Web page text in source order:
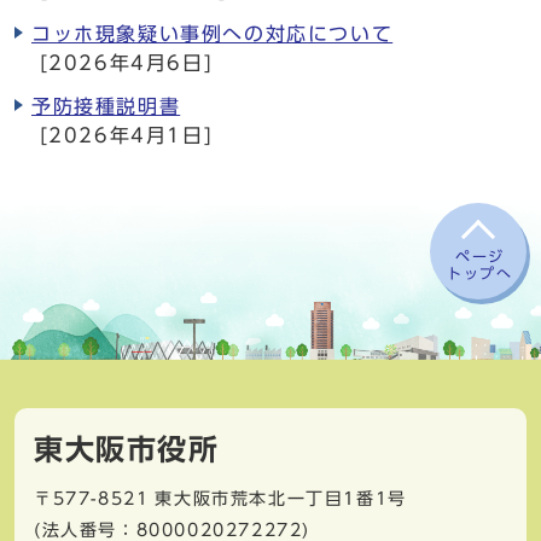
コッホ現象疑い事例への対応について
[2026年4月6日]
予防接種説明書
[2026年4月1日]
ページ
トップへ
東大阪市役所
〒577-8521
東大阪市荒本北一丁目1番1号
(法人番号：8000020272272)